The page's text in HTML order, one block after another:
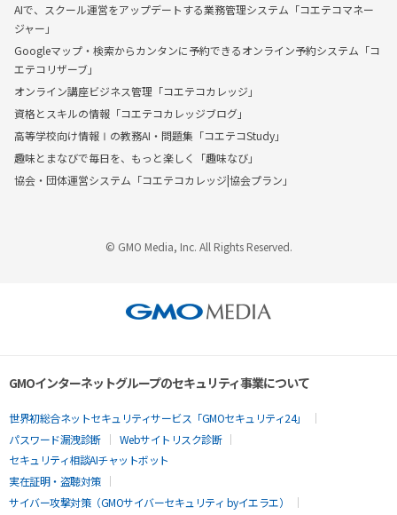
AIで、スクール運営をアップデートする業務管理システム「コエテコマネー
ジャー」
Googleマップ・検索からカンタンに予約できるオンライン予約システム「コ
エテコリザーブ」
オンライン講座ビジネス管理「コエテコカレッジ」
資格とスキルの情報「コエテコカレッジブログ」
高等学校向け情報Ⅰの教務AI・問題集「コエテコStudy」
趣味とまなびで毎日を、もっと楽しく「趣味なび」
協会・団体運営システム「コエテコカレッジ|協会プラン」
© GMO Media, Inc. All Rights Reserved.
GMOインターネットグループのセキュリティ事業について
世界初総合ネットセキュリティサービス「GMOセキュリティ24」
パスワード漏洩診断
Webサイトリスク診断
セキュリティ相談AIチャットボット
実在証明・盗聴対策
サイバー攻撃対策（GMOサイバーセキュリティ byイエラエ）